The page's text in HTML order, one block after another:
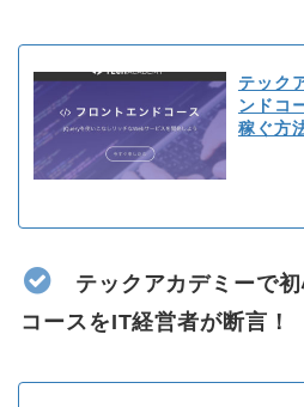
テック
ンドコ
稼ぐ方
テックアカデミーで
コースをIT経営者が断言！